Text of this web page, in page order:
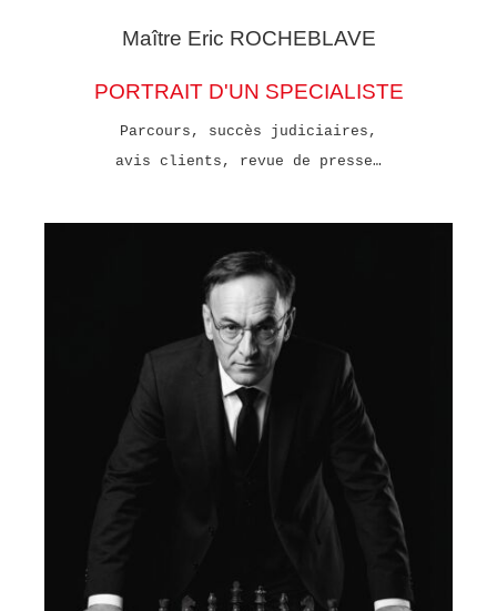
Maître Eric ROCHEBLAVE
PORTRAIT D'UN SPECIALISTE
Parcours, succès judiciaires,
avis clients, revue de presse…